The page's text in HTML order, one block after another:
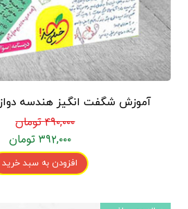
آموزش شگفت انگیز هندسه
۴۹۰,۰۰۰ تومان
۳۹۲,۰۰۰ تومان
افزودن به سبد خرید